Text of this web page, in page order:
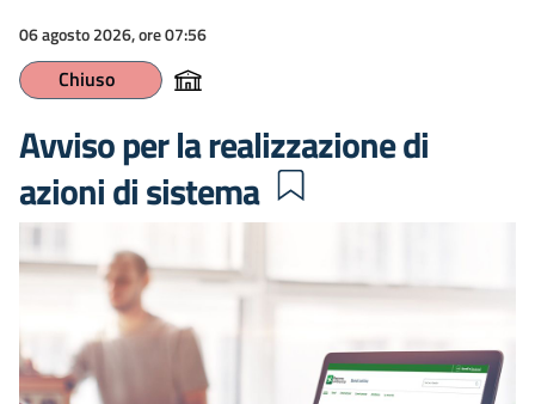
06 agosto 2026, ore 07:56
Chiuso
Avviso per la realizzazione di
azioni di sistema